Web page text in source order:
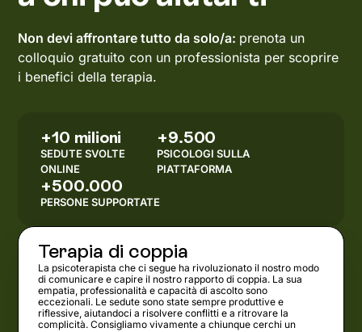
Non devi affrontare tutto da solo/a: prenota un
colloquio gratuito con un professionista per scoprire
i benefici della terapia.
+10 milioni
SEDUTE SVOLTE
ONLINE
+9.500
PSICOLOGI SULLA
PIATTAFORMA
+500.000
PERSONE SUPPORTATE
Terapia di coppia
La psicoterapista che ci segue ha rivoluzionato il nostro modo
di comunicare e capire il nostro rapporto di coppia. La sua
empatia, professionalità e capacità di ascolto sono
eccezionali. Le sedute sono state sempre produttive e
riflessive, aiutandoci a risolvere conflitti e a ritrovare la
complicità. Consigliamo vivamente a chiunque cerchi un